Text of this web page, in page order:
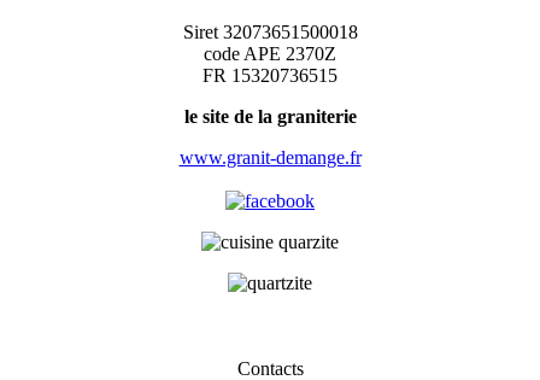
Siret 32073651500018
code APE 2370Z
FR 15320736515
le site de la graniterie
www.granit-demange.fr
Contacts